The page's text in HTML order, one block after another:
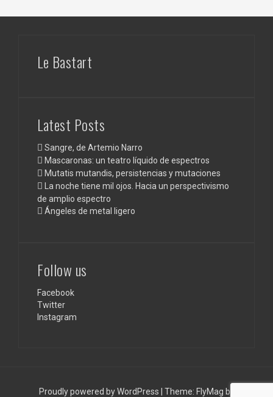
Le Bastart
Latest Posts
Sangre, de Artemio Narro
Mascaronas: un teatro líquido de espectros
Mutatis mutandis, persistencias y mutaciones
La noche tiene mil ojos. Hacia un perspectivismo
de amplio espectro
Ángeles de metal ligero
Follow us
Facebook
Twitter
Instagram
Proudly powered by WordPress Theme: FlyMag by